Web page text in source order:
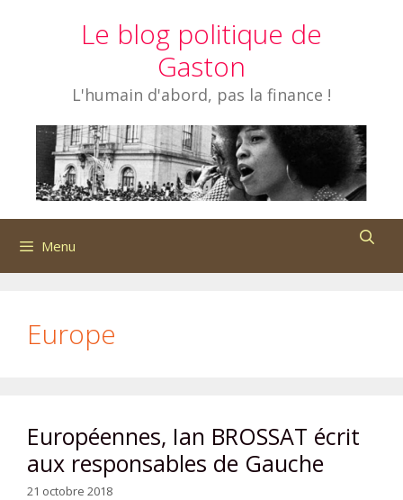
Le blog politique de
Gaston
L'humain d'abord, pas la finance !
Menu
Europe
Européennes, Ian BROSSAT écrit
aux responsables de Gauche
21 octobre 2018